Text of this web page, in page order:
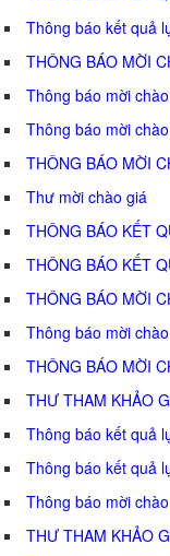
Thông báo kết quả
THÔNG BÁO MỜI
Thông báo mời
Thông báo mời
THÔNG BÁO MỜI
Thư mời chào giá
THÔNG BÁO KẾT
THÔNG BÁO KẾT
THÔNG BÁO MỜI
Thông báo mời
THÔNG BÁO MỜI
THƯ THAM KHẢO
Thông báo kết quả
Thông báo kết quả
Thông báo mời
THƯ THAM KHẢO